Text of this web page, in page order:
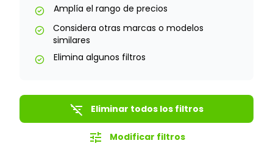
check_circle Amplía el rango de precios
check_circle
Considera otras marcas o modelos
similares
check_circle Elimina algunos filtros
filter_list_off Eliminar todos los filtros
tune Modificar filtros